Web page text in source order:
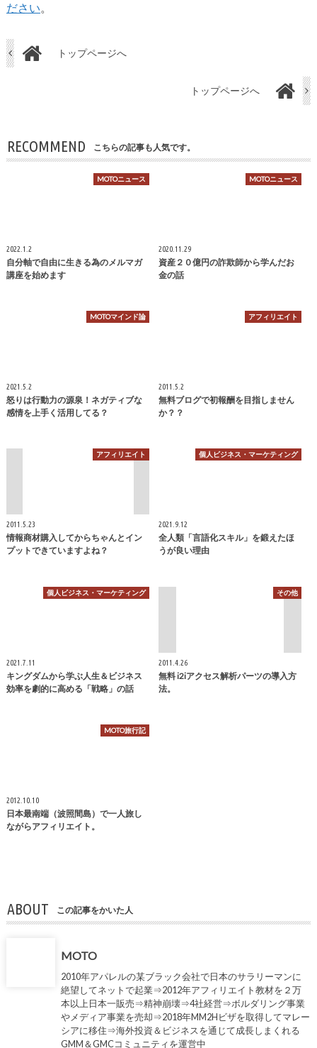
ださい。
トップページへ
トップページへ
RECOMMEND こちらの記事も人気です。
MOTOニュース
2022.1.2
自分軸で自由に生きる為のメルマガ
講座を始めます
MOTOニュース
2020.11.29
資産２０億円の詐欺師から学んだお
金の話
MOTOマインド論
2021.5.2
怒りは行動力の源泉！ネガティブな
感情を上手く活用してる？
アフィリエイト
2011.5.2
無料ブログで初報酬を目指しません
か？？
アフィリエイト
2011.5.23
情報商材購入してからちゃんとイン
プットできていますよね？
個人ビジネス・マーケティング
2021.9.12
全人類「言語化スキル」を鍛えたほ
うが良い理由
個人ビジネス・マーケティング
2021.7.11
キングダムから学ぶ人生＆ビジネス
効率を劇的に高める「戦略」の話
その他
2011.4.26
無料 i2iアクセス解析パーツの導入方
法。
MOTO旅行記
2012.10.10
日本最南端（波照間島）で一人旅し
ながらアフィリエイト。
ABOUT この記事をかいた人
MOTO
2010年アパレルの某ブラック会社で日本のサラリーマンに
絶望してネットで起業⇒2012年アフィリエイト教材を２万
本以上日本一販売⇒精神崩壊⇒4社経営⇒ボルダリング事業
やメディア事業を売却⇒2018年MM2Hビザを取得してマレー
シアに移住⇒海外投資＆ビジネスを通じて成長しまくれる
GMM＆GMCコミュニティを運営中